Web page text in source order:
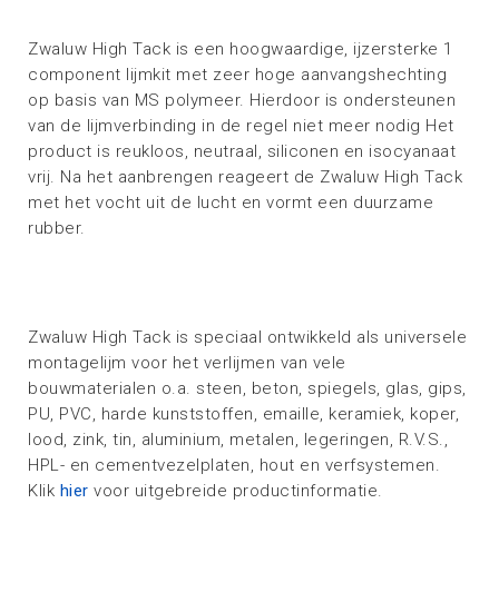
Zwaluw High Tack is een hoogwaardige, ijzersterke 1
component lijmkit met zeer hoge aanvangshechting
op basis van MS polymeer. Hierdoor is ondersteunen
van de lijmverbinding in de regel niet meer nodig Het
product is reukloos, neutraal, siliconen en isocyanaat
vrij. Na het aanbrengen reageert de Zwaluw High Tack
met het vocht uit de lucht en vormt een duurzame
rubber.
Zwaluw High Tack is speciaal ontwikkeld als universele
montagelijm voor het verlijmen van vele
bouwmaterialen o.a. steen, beton, spiegels, glas, gips,
PU, PVC, harde kunststoffen, emaille, keramiek, koper,
lood, zink, tin, aluminium, metalen, legeringen, R.V.S.,
HPL- en cementvezelplaten, hout en verfsystemen.
Klik hier voor uitgebreide productinformatie.